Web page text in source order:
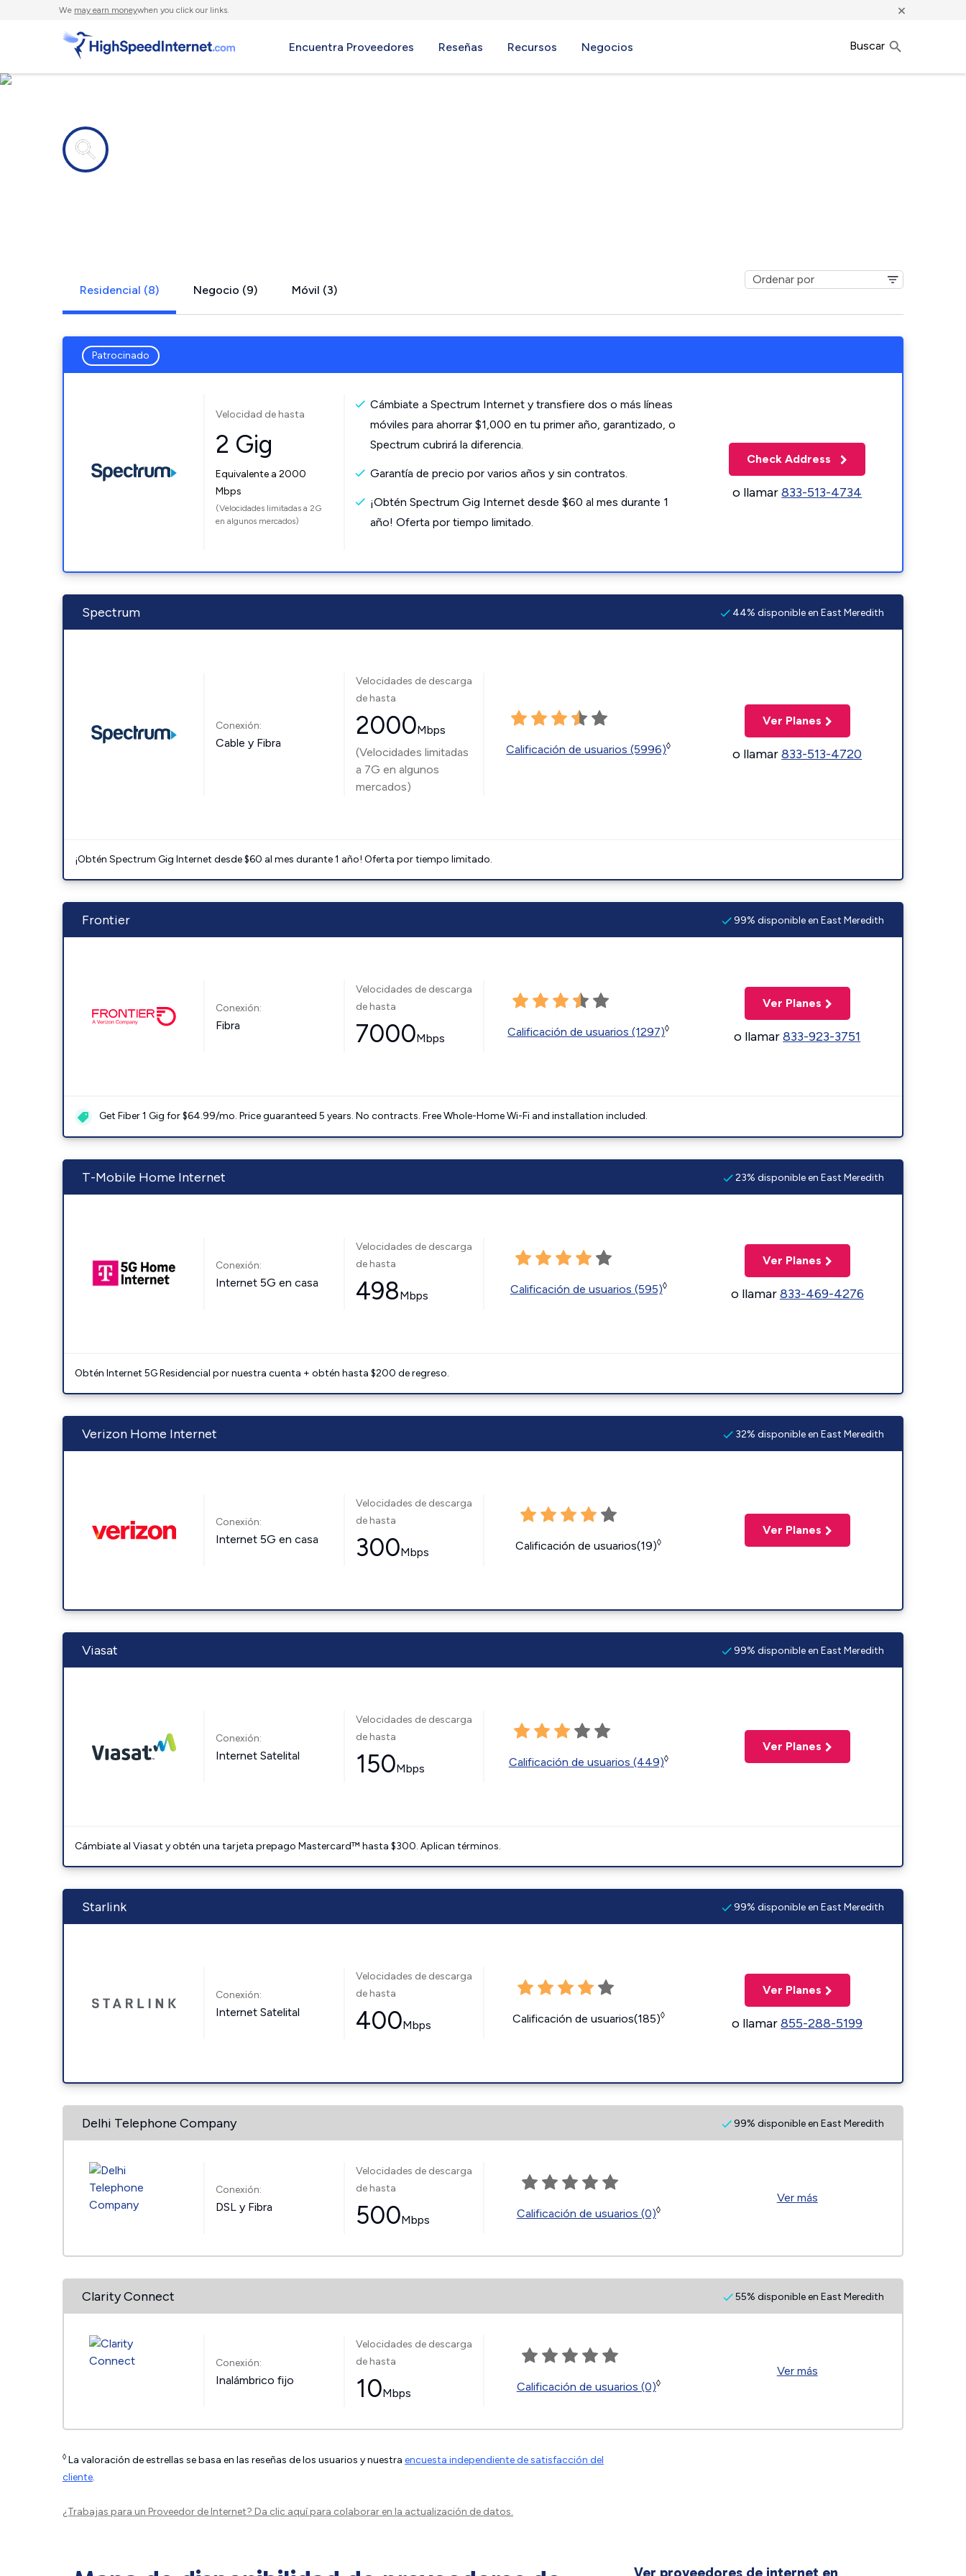
We may earn moneywhen you click our links. ×
Encuentra Proveedores Reseñas Recursos Negocios Buscar
Residencial (8) Negocio (9) Móvil (3)
Patrocinado
Velocidad de hasta
2 Gig
Equivalente a 2000
Mbps
(Velocidades limitadas a 2G
en algunos mercados)
Cámbiate a Spectrum Internet y transfiere dos o más líneas
móviles para ahorrar $1,000 en tu primer año, garantizado, o
Spectrum cubrirá la diferencia.
Garantía de precio por varios años y sin contratos.
¡Obtén Spectrum Gig Internet desde $60 al mes durante 1
año! Oferta por tiempo limitado.
Check Address
o llamar833-513-4734
Spectrum 44% disponible en East Meredith
Conexión:
Cable y Fibra
Velocidades de descarga
de hasta
2000Mbps
(Velocidades limitadas
a 7G en algunos
mercados)
Calificación de usuarios (5996)◊
Ver Planes
o llamar833-513-4720
¡Obtén Spectrum Gig Internet desde $60 al mes durante 1 año! Oferta por tiempo limitado.
Frontier 99% disponible en East Meredith
Conexión:
Fibra
Velocidades de descarga
de hasta
7000Mbps Calificación de usuarios (1297)◊
Ver Planes
o llamar833-923-3751
Get Fiber 1 Gig for $64.99/mo. Price guaranteed 5 years. No contracts. Free Whole-Home Wi-Fi and installation included.
T-Mobile Home Internet 23% disponible en East Meredith
Conexión:
Internet 5G en casa
Velocidades de descarga
de hasta
498Mbps Calificación de usuarios (595)◊
Ver Planes
o llamar833-469-4276
Obtén Internet 5G Residencial por nuestra cuenta + obtén hasta $200 de regreso.
Verizon Home Internet 32% disponible en East Meredith
Conexión:
Internet 5G en casa
Velocidades de descarga
de hasta
300Mbps Calificación de usuarios(19)◊
Ver Planes
Viasat 99% disponible en East Meredith
Conexión:
Internet Satelital
Velocidades de descarga
de hasta
150Mbps Calificación de usuarios (449)◊
Ver Planes
Cámbiate al Viasat y obtén una tarjeta prepago Mastercard™ hasta $300. Aplican términos.
Starlink 99% disponible en East Meredith
Conexión:
Internet Satelital
Velocidades de descarga
de hasta
400Mbps Calificación de usuarios(185)◊
Ver Planes
o llamar855-288-5199
Delhi Telephone Company 99% disponible en East Meredith
Conexión:
DSL y Fibra
Velocidades de descarga
de hasta
500Mbps Calificación de usuarios (0)◊
Ver más
Clarity Connect 55% disponible en East Meredith
Conexión:
Inalámbrico fijo
Velocidades de descarga
de hasta
10Mbps Calificación de usuarios (0)◊
Ver más
◊ La valoración de estrellas se basa en las reseñas de los usuarios y nuestra encuesta independiente de satisfacción del
cliente.
¿Trabajas para un Proveedor de Internet? Da clic aquípara colaborar en la actualización de datos.
Ver proveedores de internet en